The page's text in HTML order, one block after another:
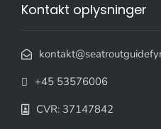
Kontakt oplysninger
+45 53576006
CVR: 37147842